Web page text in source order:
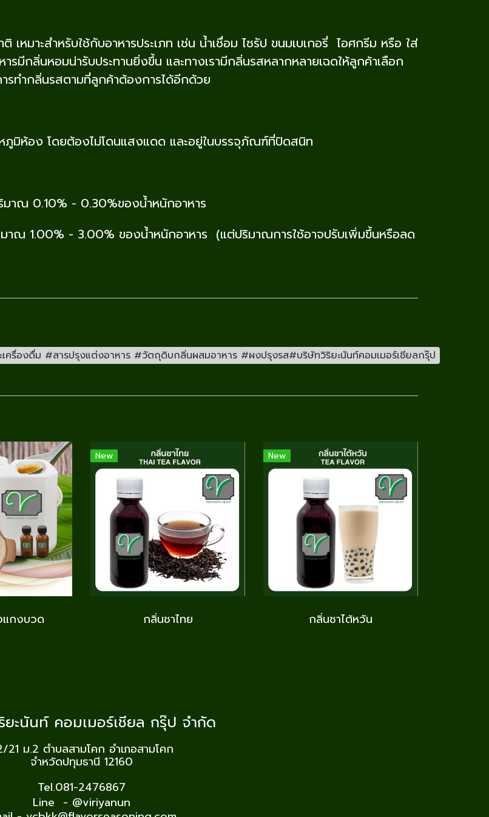
หมาะสำหรับใช้กับอาหารประเภท เช่น น้ำเชื่อม ไซรัป ขนมเบเกอรี่ ไอศกรีม หรือ ใส่
รมีกลิ่นหอมน่ารับประทานยิ่งขึ้น และทางเรามีกลิ่นรสหลากหลายเฉดให้ลูกค้าเลือก
รทำกลิ่นรสตามที่ลูกค้าต้องการได้อีกด้วย
มิห้อง โดยต้องไม่โดนแสงแดด และอยู่ในบรรจุภัณฑ์ที่ปิดสนิท
มาณ 0.10% - 0.30%ของน้ำหนักอาหาร
- 3.00% ของน้ำหนักอาหาร (แต่ปริมาณการใช้อาจปรับเพิ่มขึ้นหรือลด
รื่องดื่ม #สารปรุงแต่งอาหาร #วัตถุดิบกลิ่นผสมอาหาร #ผงปรุงรส#บริษัทวิริยะนันท์คอมเมอร์เชียลกรุ๊ป
กงบวด
New
กลิ่นชาไทย
New
กลิ่นชาไต้หวัน
ะนันท์ คอมเมอร์เชียล กรุ๊ป จำกัด
21 ม.2 ตำบลสามโคก อำเภอสามโคก
จำหวัดปทุมธานี 12160
Tel.081-2476867
Line - @viriyanun